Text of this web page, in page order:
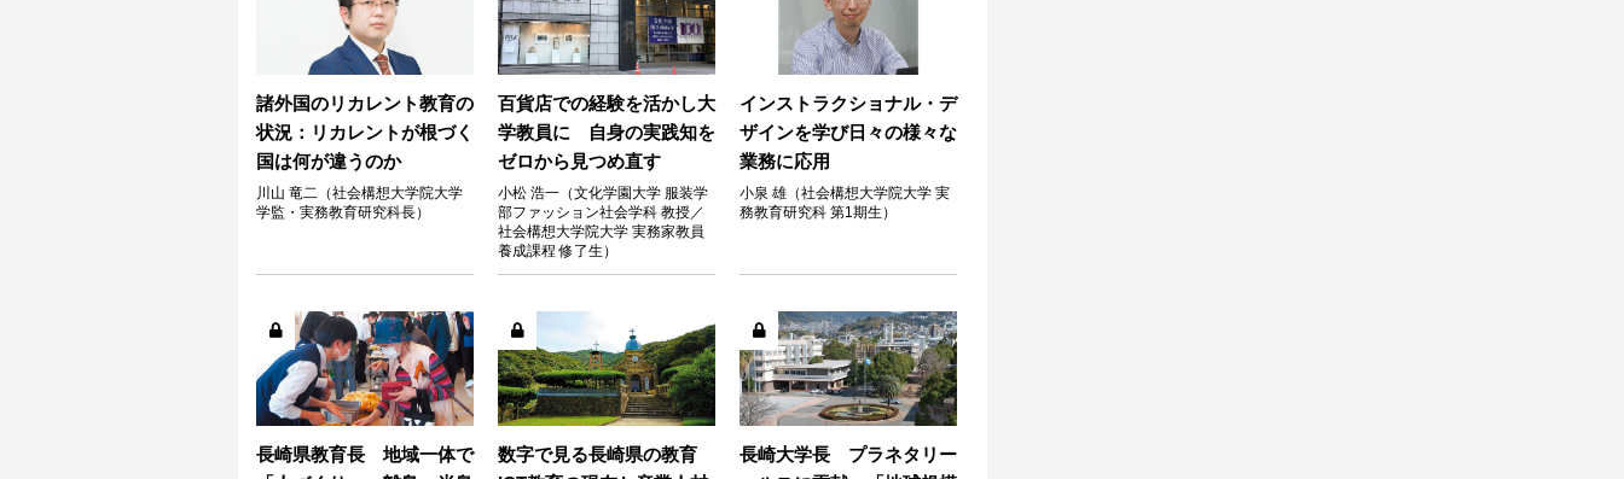
諸外国のリカレント教育の
状況：リカレントが根づく
国は何が違うのか
川山 竜二（社会構想大学院大学
学監・実務教育研究科長）
百貨店での経験を活かし大
学教員に 自身の実践知を
ゼロから見つめ直す
小松 浩一（文化学園大学 服装学
部ファッション社会学科 教授／
社会構想大学院大学 実務家教員
養成課程 修了生）
インストラクショナル・デ
ザインを学び日々の様々な
業務に応用
小泉 雄（社会構想大学院大学 実
務教育研究科 第1期生）
長崎県教育長 地域一体で
数字で見る長崎県の教育
長崎大学長 プラネタリー